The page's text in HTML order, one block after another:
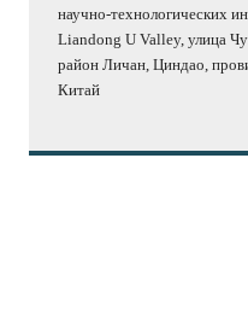
научно-технологических
Liandong U Valley, улица
район Личан, Циндао,
Китай